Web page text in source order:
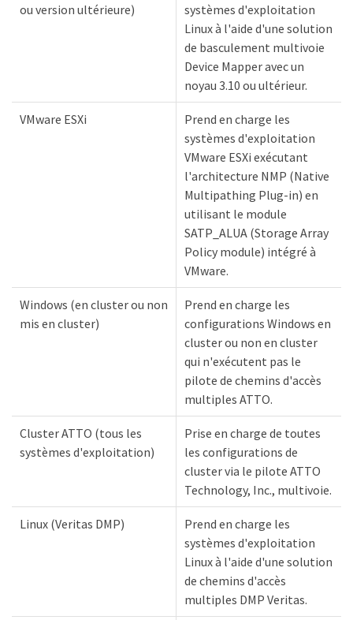
ou version ultérieure)
systèmes d'exploitation
Linux à l'aide d'une solution
de basculement multivoie
Device Mapper avec un
noyau 3.10 ou ultérieur.
VMware ESXi
Prend en charge les
systèmes d'exploitation
VMware ESXi exécutant
l'architecture NMP (Native
Multipathing Plug-in) en
utilisant le module
SATP_ALUA (Storage Array
Policy module) intégré à
VMware.
Windows (en cluster ou non
mis en cluster)
Prend en charge les
configurations Windows en
cluster ou non en cluster
qui n'exécutent pas le
pilote de chemins d'accès
multiples ATTO.
Cluster ATTO (tous les
systèmes d'exploitation)
Prise en charge de toutes
les configurations de
cluster via le pilote ATTO
Technology, Inc., multivoie.
Linux (Veritas DMP)
Prend en charge les
systèmes d'exploitation
Linux à l'aide d'une solution
de chemins d'accès
multiples DMP Veritas.